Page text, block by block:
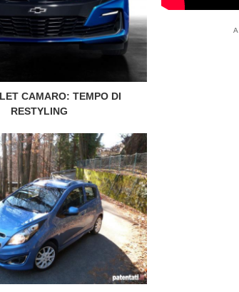
CAMARO: TEMPO DI
RESTYLING